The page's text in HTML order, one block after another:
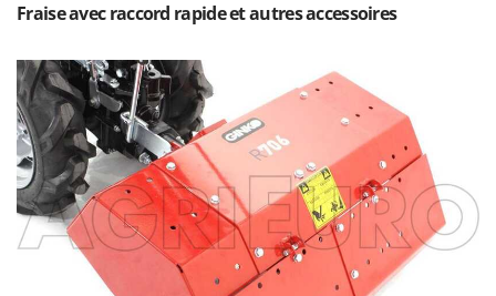
Fraise avec raccord rapide et autres accessoires